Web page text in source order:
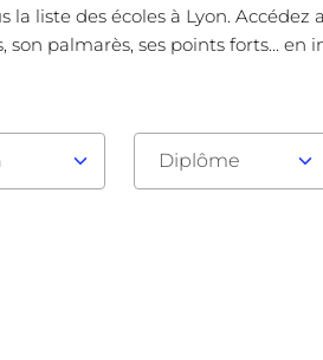
liste des écoles à Lyon. Accédez
palmarès, ses points forts... en
Diplôme